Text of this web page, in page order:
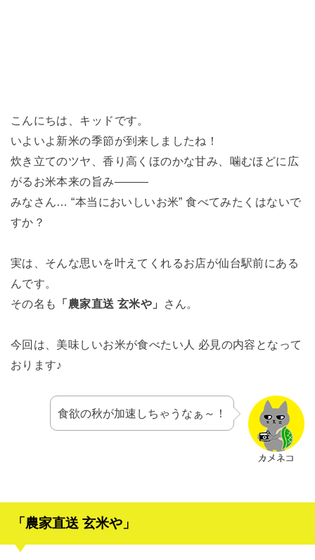
こんにちは、キッドです。
いよいよ新米の季節が到来しましたね！
炊き立てのツヤ、香り高くほのかな甘み、噛むほどに広
がるお米本来の旨み―――
みなさん… “本当においしいお米” 食べてみたくはないで
すか？
実は、そんな思いを叶えてくれるお店が仙台駅前にある
んです。
その名も
「農家直送 玄米や」 さん。
今回は、美味しいお米が食べたい人 必見の内容となって
おります♪
食欲の秋が加速しちゃうなぁ～！
「農家直送 玄米や」